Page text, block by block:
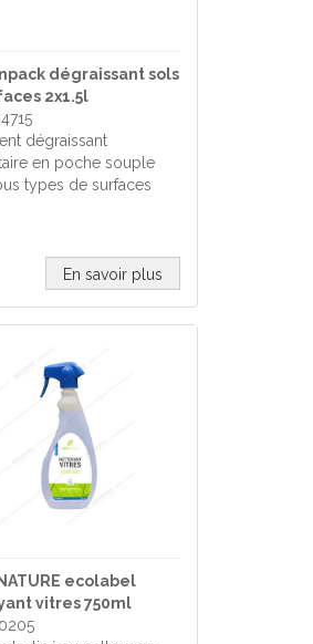
dégraissant sols
2x1.5l
dégraissant
en poche souple
types de surfaces
En savoir plus
ecolabel
vitres 750ml